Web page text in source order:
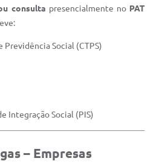
consulta presencialmente no PAT
Previdência Social (CTPS)
Integração Social (PIS)
– Empresas